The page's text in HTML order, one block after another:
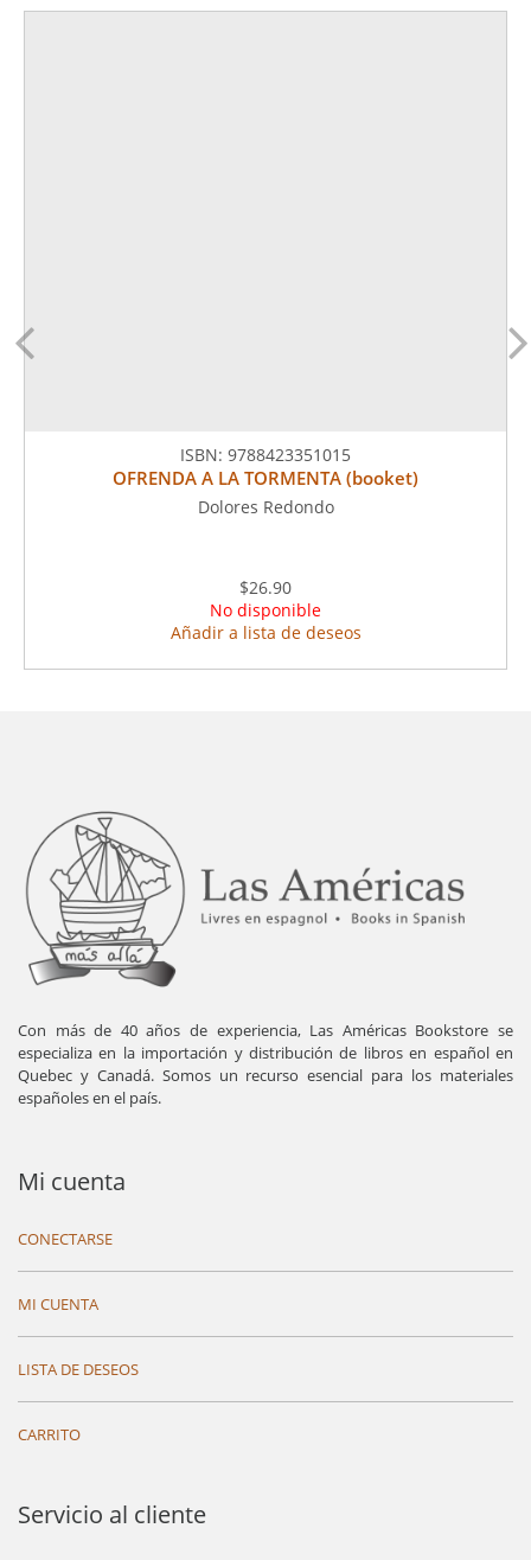
ISBN: 9788423351015
OFRENDA A LA TORMENTA (booket)
Dolores Redondo
$26.90
No disponible
Añadir a lista de deseos
Con más de 40 años de experiencia, Las Américas Bookstore se
especializa en la importación y distribución de libros en español en
Quebec y Canadá. Somos un recurso esencial para los materiales
españoles en el país.
Mi cuenta
CONECTARSE
MI CUENTA
LISTA DE DESEOS
CARRITO
Servicio al cliente